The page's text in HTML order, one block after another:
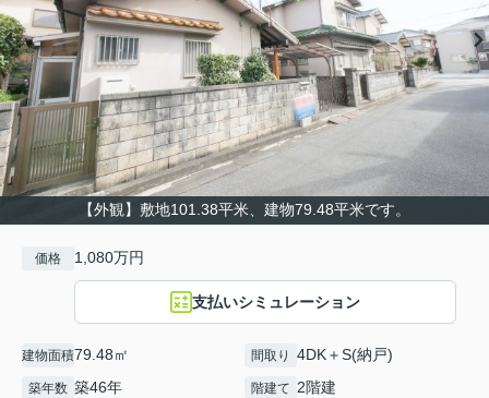
【外観】敷地101.38平米、建物79.48平米です。
価格 1,080万円
支払いシミュレーション
建物面積79.48㎡ 間取り 4DK＋S(納戸)
築年数 築46年 階建て 2階建